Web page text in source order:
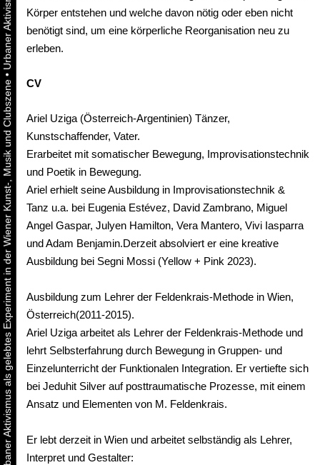
Urbaner Aktivismus als gelebtes Experiment in der Wiener Kunst-, Musik und Clubszene
•
Körper entstehen und welche davon nötig oder eben nicht
benötigt sind, um eine körperliche Reorganisation neu zu
erleben.
CV
Ariel Uziga (Österreich-Argentinien) Tänzer,
Kunstschaffender, Vater.
Erarbeitet mit somatischer Bewegung, Improvisationstechnik
und Poetik in Bewegung.
Ariel erhielt seine Ausbildung in Improvisationstechnik &
Tanz u.a. bei Eugenia Estévez, David Zambrano, Miguel
Angel Gaspar, Julyen Hamilton, Vera Mantero, Vivi Iasparra
und Adam Benjamin.Derzeit absolviert er eine kreative
Ausbildung bei Segni Mossi (Yellow + Pink 2023).
Ausbildung zum Lehrer der Feldenkrais-Methode in Wien,
Österreich(2011-2015).
Ariel Uziga arbeitet als Lehrer der Feldenkrais-Methode und
lehrt Selbsterfahrung durch Bewegung in Gruppen- und
Einzelunterricht der Funktionalen Integration. Er vertiefte sich
bei Jeduhit Silver auf posttraumatische Prozesse, mit einem
Ansatz und Elementen von M. Feldenkrais.
Er lebt derzeit in Wien und arbeitet selbständig als Lehrer,
Interpret und Gestalter: